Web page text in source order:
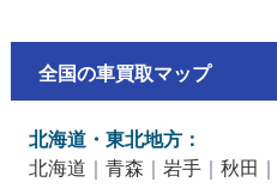
全国の車買取マップ
北海道・東北地方：
北海道 ｜ 青森 ｜ 岩手｜ 秋田 ｜